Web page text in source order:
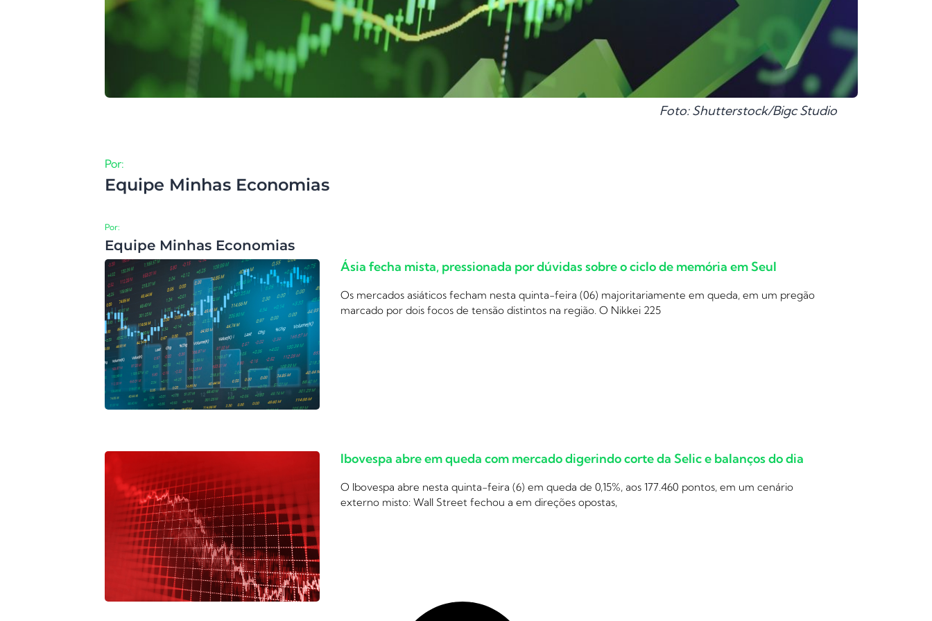
Foto: Shutterstock/Bigc Studio
Por:
Equipe Minhas Economias
Por:
Equipe Minhas Economias
Ásia fecha mista, pressionada por dúvidas sobre o ciclo de memória em Seul
Os mercados asiáticos fecham nesta quinta-feira (06) majoritariamente em queda, em um pregão
marcado por dois focos de tensão distintos na região. O Nikkei 225
Ibovespa abre em queda com mercado digerindo corte da Selic e balanços do dia
O Ibovespa abre nesta quinta-feira (6) em queda de 0,15%, aos 177.460 pontos, em um cenário
externo misto: Wall Street fechou a em direções opostas,